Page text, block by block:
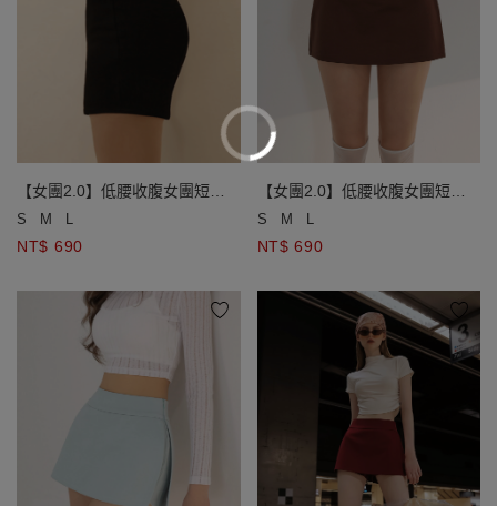
【女團2.0】低腰收腹女團短褲
裙
S M
NT$ 690
【女團2.0】低腰收腹女團短褲
裙
S M
NT$ 690